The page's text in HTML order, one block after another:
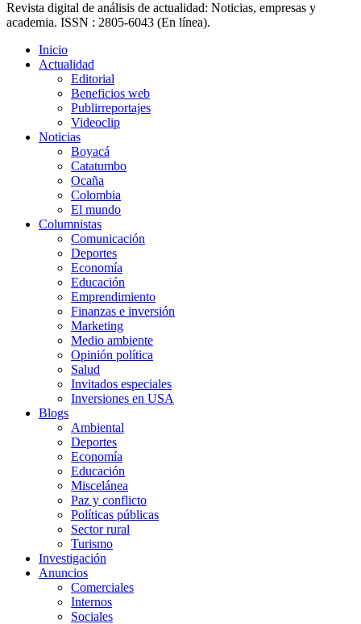
Revista digital de análisis de actualidad: Noticias, empresas y
academia. ISSN : 2805-6043 (En línea).
Inicio
Actualidad
Editorial
Beneficios web
Publirreportajes
Videoclip
Noticias
Boyacá
Catatumbo
Ocaña
Colombia
El mundo
Columnistas
Comunicación
Deportes
Economía
Educación
Emprendimiento
Finanzas e inversión
Marketing
Medio ambiente
Opinión política
Salud
Invitados especiales
Inversiones en USA
Blogs
Ambiental
Deportes
Economía
Educación
Miscelánea
Paz y conflicto
Políticas públicas
Sector rural
Turismo
Investigación
Anuncios
Comerciales
Internos
Sociales